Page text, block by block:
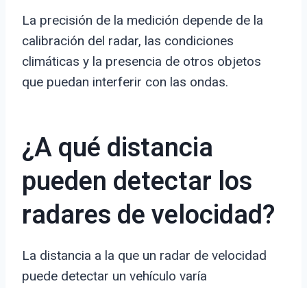
La precisión de la medición depende de la
calibración del radar, las condiciones
climáticas y la presencia de otros objetos
que puedan interferir con las ondas.
¿A qué distancia
pueden detectar los
radares de velocidad?
La distancia a la que un radar de velocidad
puede detectar un vehículo varía